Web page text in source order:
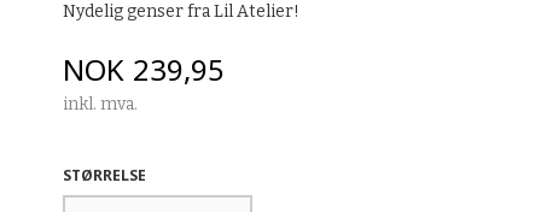
Nydelig genser fra Lil Atelier!
Pris
NOK 239,95
inkl. mva.
STØRRELSE